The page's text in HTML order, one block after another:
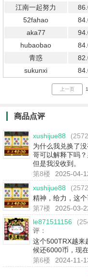
江南一起努力
52fahao
aka77
hubaobao
青惑
sukunxi
上一页
商品点评
xushijue88
为什么我兑换了
哥可以解释下吗？
但是我没收到。
第8楼
2025-04-
xushijue88
精神，给力，这个
第7楼
2025-03-
le871511156
评：
这个500TRX越来
候还6000币，现
第6楼
2024-11-